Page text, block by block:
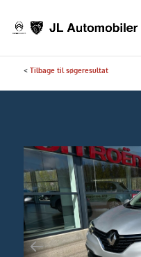
< Tilbage til søgeresultat